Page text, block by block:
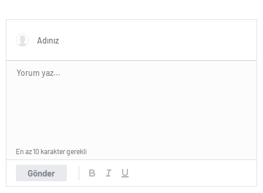
Gönder
En az 10 karakter gerekli